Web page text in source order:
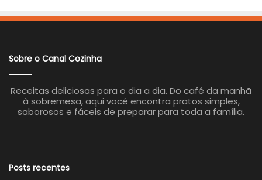
Sobre o Canal Cozinha
Receitas deliciosas para o dia a dia. Do café da manhã
à sobremesa, aqui você encontra pratos simples,
saborosos e fáceis de preparar para toda a família.
Posts recentes